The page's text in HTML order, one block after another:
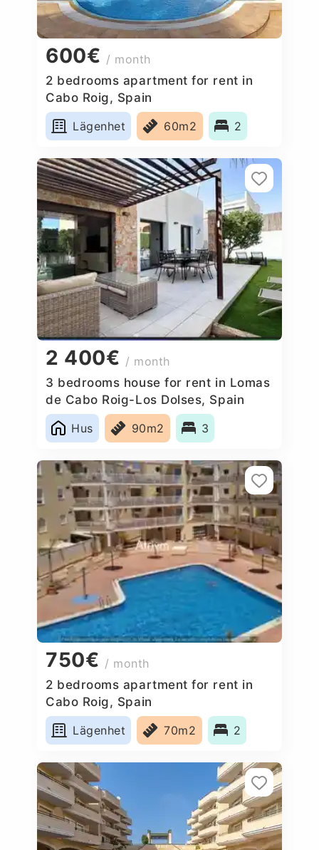
600€ / month
2 bedrooms apartment for rent in
Cabo Roig, Spain
Lägenhet
60m2 2
2 400€ / month
3 bedrooms house for rent in Lomas
de Cabo Roig-Los Dolses, Spain
Hus
90m2 3
750€ / month
2 bedrooms apartment for rent in
Cabo Roig, Spain
Lägenhet
70m2 2